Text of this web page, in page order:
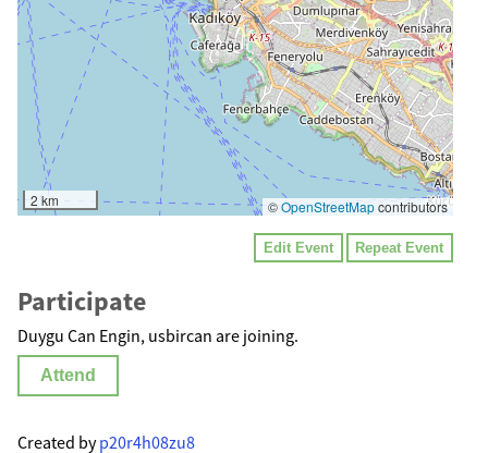
2 km ©OpenStreetMapcontributors
Edit Event Repeat Event
Participate
Duygu Can Engin, usbircan are joining.
Attend
Created byp20r4h08zu8